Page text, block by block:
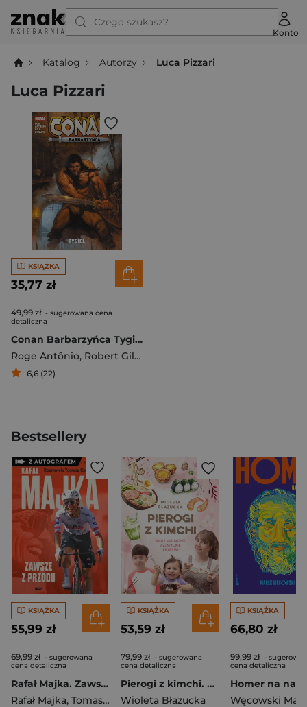
Czego szukasz?
Konto
Katalog Autorzy Luca Pizzari
Luca Pizzari
KSIĄŻKA
35,77 zł
49,99 zł - sugerowana cena
detaliczna
Conan Barbarzyńca Tygiel
Roge Antônio, Robert Gill ,
6,6 (22)
Bestsellery
KSIĄŻKA
55,99 zł
69,99 zł - sugerowana
cena detaliczna
Rafał Majka. Zawsze z przodu. Rozmawia Tomasz Kalemba - książka z autografem
Rafał Majka, Tomasz Kalemba
KSIĄŻKA
53,59 zł
79,99 zł - sugerowana
cena detaliczna
Pierogi z kimchi. Moje ulubione azjatyckie przepisy
Wioleta Błazucka
KSIĄŻKA
66,80 zł
99,99 zł -
cena detaliczna
Węcowski